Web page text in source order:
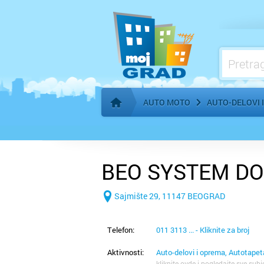
Početna stranica
AUTO MOTO AUTO-DELOVI
BEO SYSTEM
Sajmište 29, 11147 BEOGRAD
Telefon: 011 3113 ... - Kliknite za broj
Aktivnosti: Auto-delovi i oprema,